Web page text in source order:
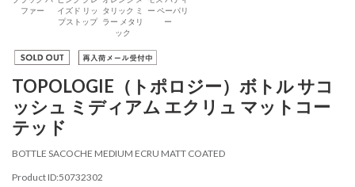
ファー
イズド リッ
プストップ
タリック ミ
ラー メタリ
ック
ー ペーパリ
ー
TOPOLOGIE（トポロジー）ボトル サコ
ッシュ ミディアム エクリュ マットコー
テッド
BOTTLE SACOCHE MEDIUM ECRU MATT COATED
Product ID:50732302